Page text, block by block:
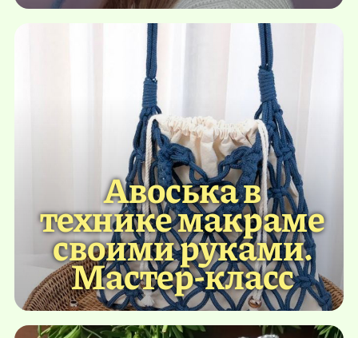
Авоська в
технике макраме
своими руками.
Мастер-класс